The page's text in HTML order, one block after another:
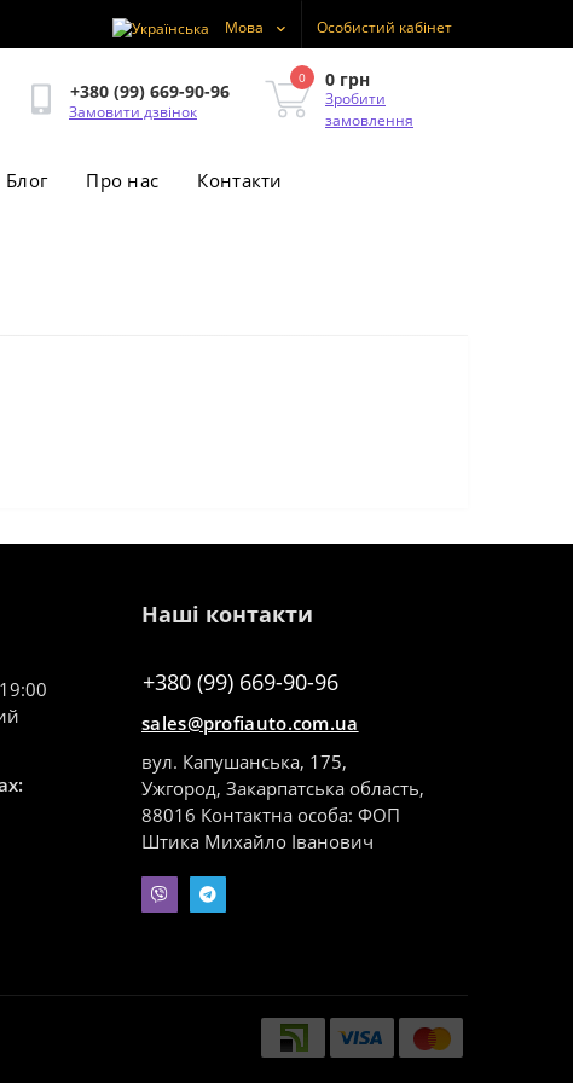
Мова Особистий кабінет
+380 (99) 669-90-96
Замовити дзвінок
0 0 грн
Зробити
замовлення
Блог Про нас Контакти
Наші контакти
+380 (99) 669-90-96
sales@profiauto.com.ua
вул. Капушанська, 175,
Ужгород, Закарпатська область,
88016 Контактна особа: ФОП
Штика Михайло Іванович